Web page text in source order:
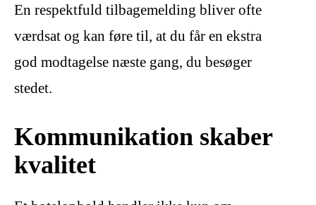
En respektfuld tilbagemelding bliver ofte
værdsat og kan føre til, at du får en ekstra
god modtagelse næste gang, du besøger
stedet.
Kommunikation skaber
kvalitet